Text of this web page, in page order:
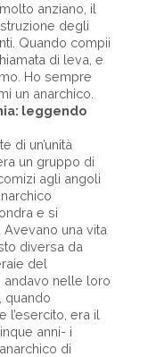
anziano, il
degli
Quando compii
di leva, e
Ho sempre
un anarchico.
leggendo
di un’unità
un gruppo di
agli angoli
e si
una vita
diversa da
del
andavo nelle loro
quando
l’esercito, era il
anni- i
di